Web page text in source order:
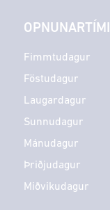
OPNUNARTÍMI
Fimmtudagur
Föstudagur
Laugardagur
Sunnudagur
Mánudagur
Þriðjudagur
Miðvikudagur